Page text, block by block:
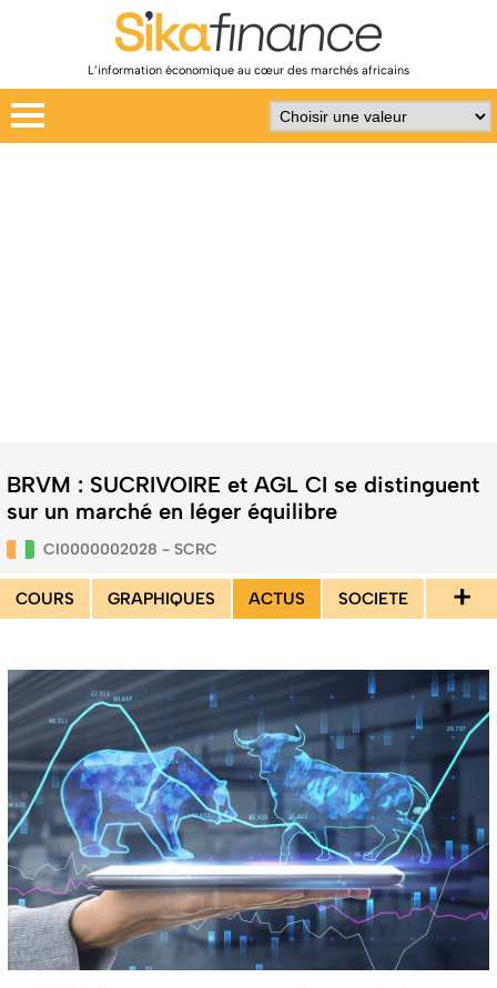
L’information économique au cœur des marchés africains
BRVM : SUCRIVOIRE et AGL CI se distinguent
sur un marché en léger équilibre
CI0000002028 - SCRC
COURS GRAPHIQUES ACTUS SOCIETE +